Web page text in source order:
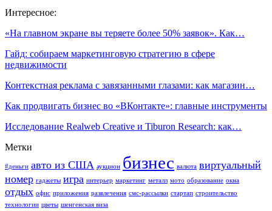
Интересное:
«На главном экране вы теряете более 50% заявок». Как…
Гайд: собираем маркетинговую стратегию в сфере
недвижимости
Контекстная реклама с завязанными глазами: как магазин…
Как продвигать бизнес во «ВКонтакте»: главные инструменты
Исследование Realweb Creative и Tiburon Research: как…
Метки
#деньги авто из США аукцион бизнес валюта виртуальный
номер гаджеты игра интерьер маркетинг металл мото образование окна
отдых офис приложения развлечения смс-рассылки стартап строительство
технологии цветы шенгенская виза